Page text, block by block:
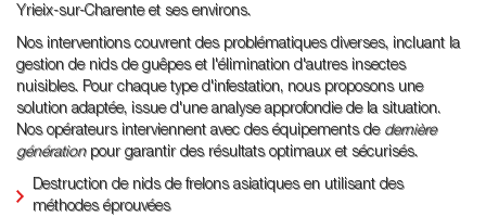
Yrieix-sur-Charente et ses environs.
Nos interventions couvrent des problématiques diverses, incluant la
gestion de nids de guêpes et l'élimination d'autres insectes
nuisibles. Pour chaque type d'infestation, nous proposons une
solution adaptée, issue d'une analyse approfondie de la situation.
Nos opérateurs interviennent avec des équipements de dernière
générationpour garantir des résultats optimaux et sécurisés.
Destruction de nids de frelons asiatiques en utilisant des
méthodes éprouvées